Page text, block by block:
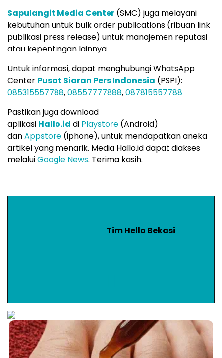
Sapulangit Media Center (SMC) juga melayani
kebutuhan untuk bulk order publications (ribuan link
publikasi press release) untuk manajemen reputasi
atau kepentingan lainnya.
Untuk informasi, dapat menghubungi WhatsApp
Center Pusat Siaran Pers Indonesia (PSPI):
085315557788,08557777888,087815557788
Pastikan juga download
aplikasi Hallo.id di Playstore (Android)
danAppstore (iphone), untuk mendapatkan aneka
artikel yang menarik. Media Hallo.id dapat diakses
melaluiGoogle News. Terima kasih.
Tim Hello Bekasi